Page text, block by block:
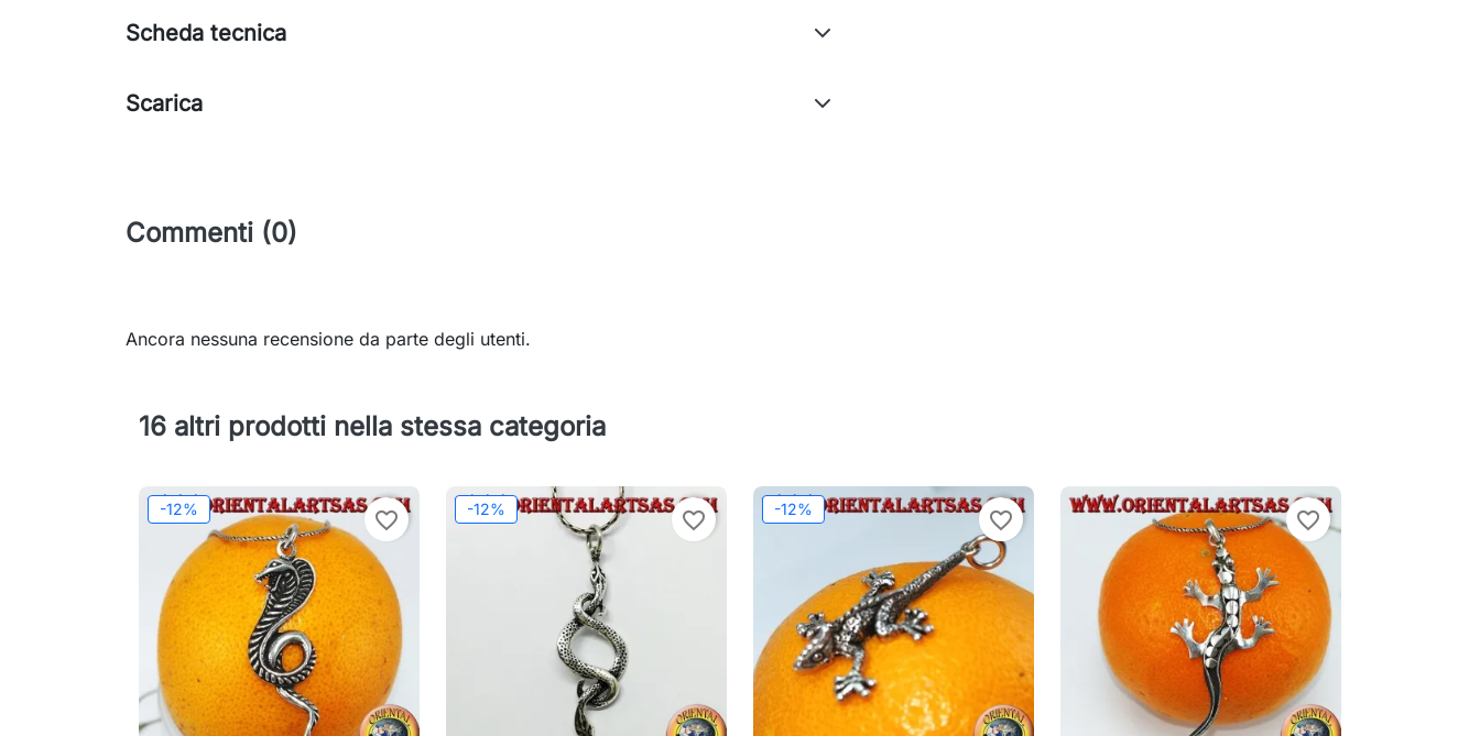
Scheda tecnica
Scarica
Commenti (0)
Ancora nessuna recensione da parte degli utenti.
16 altri prodotti nella stessa categoria
-12% favorite_border -12% favorite_border -12% favorite_border favorite_border